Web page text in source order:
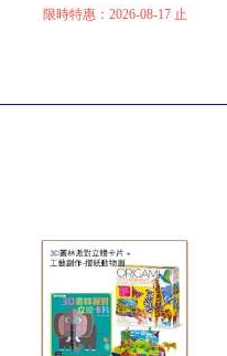
限時特惠：2026-08-17 止